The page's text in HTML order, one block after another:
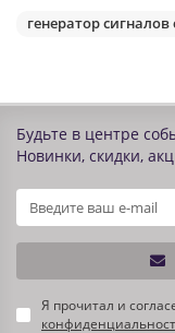
генератор
Будьте в центре
Новинки, скидки,
Я прочитал и